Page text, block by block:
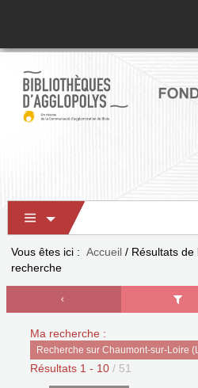
Vous êtes ici : Accueil / Résultats de
recherche
Ma recherche :
Recherche sur Chaumont-sur-Loire
Résultats 1 - 10 / 51